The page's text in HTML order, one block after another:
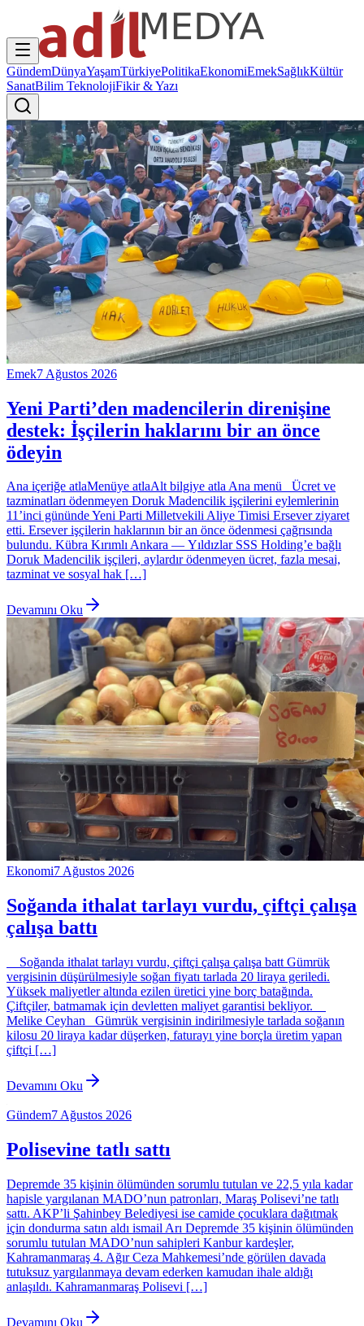
GündemDünyaYaşamTürkiyePolitikaEkonomiEmekSağlıkKültür
SanatBilim TeknolojiFikir & Yazı
Emek7 Ağustos 2026
Yeni Parti’den madencilerin direnişine
destek: İşçilerin haklarını bir an önce
ödeyin
Ana içeriğe atlaMenüye atlaAlt bilgiye atla Ana menü Ücret ve
tazminatları ödenmeyen Doruk Madencilik işçilerini eylemlerinin
11’inci gününde Yeni Parti Milletvekili Aliye Timisi Ersever ziyaret
etti. Ersever işçilerin haklarının bir an önce ödenmesi çağrısında
bulundu. Kübra Kırımlı Ankara — Yıldızlar SSS Holding’e bağlı
Doruk Madencilik işçileri, aylardır ödenmeyen ücret, fazla mesai,
tazminat ve sosyal hak […]
Devamını Oku
Ekonomi7 Ağustos 2026
Soğanda ithalat tarlayı vurdu, çiftçi çalışa
çalışa battı
Soğanda ithalat tarlayı vurdu, çiftçi çalışa çalışa batt Gümrük
vergisinin düşürülmesiyle soğan fiyatı tarlada 20 liraya geriledi.
Yüksek maliyetler altında ezilen üretici yine borç batağında.
Çiftçiler, batmamak için devletten maliyet garantisi bekliyor.
Melike Ceyhan Gümrük vergisinin indirilmesiyle tarlada soğanın
kilosu 20 liraya kadar düşerken, faturayı yine borçla üretim yapan
çiftçi […]
Devamını Oku
Gündem7 Ağustos 2026
Polisevine tatlı sattı
Depremde 35 kişinin ölümünden sorumlu tutulan ve 22,5 yıla kadar
hapisle yargılanan MADO’nun patronları, Maraş Polisevi’ne tatlı
sattı. AKP’li Şahinbey Belediyesi ise camide çocuklara dağıtmak
için dondurma satın aldı ismail Arı Depremde 35 kişinin ölümünden
sorumlu tutulan MADO’nun sahipleri Kanbur kardeşler,
Kahramanmaraş 4. Ağır Ceza Mahkemesi’nde görülen davada
tutuksuz yargılanmaya devam ederken kamudan ihale aldığı
anlaşıldı. Kahramanmaraş Polisevi […]
Devamını Oku